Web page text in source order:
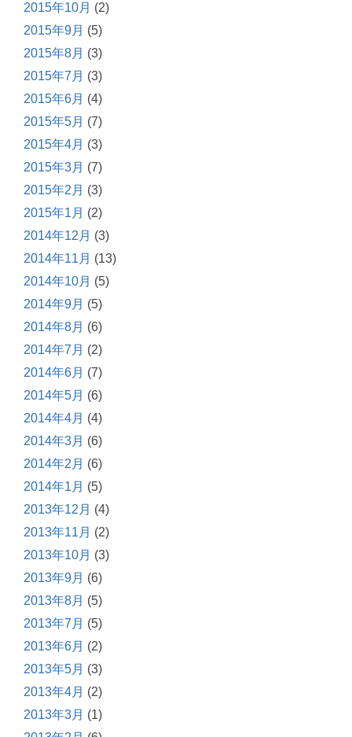
2015年10月 (2)
2015年9月 (5)
2015年8月 (3)
2015年7月 (3)
2015年6月 (4)
2015年5月 (7)
2015年4月 (3)
2015年3月 (7)
2015年2月 (3)
2015年1月 (2)
2014年12月 (3)
2014年11月 (13)
2014年10月 (5)
2014年9月 (5)
2014年8月 (6)
2014年7月 (2)
2014年6月 (7)
2014年5月 (6)
2014年4月 (4)
2014年3月 (6)
2014年2月 (6)
2014年1月 (5)
2013年12月 (4)
2013年11月 (2)
2013年10月 (3)
2013年9月 (6)
2013年8月 (5)
2013年7月 (5)
2013年6月 (2)
2013年5月 (3)
2013年4月 (2)
2013年3月 (1)